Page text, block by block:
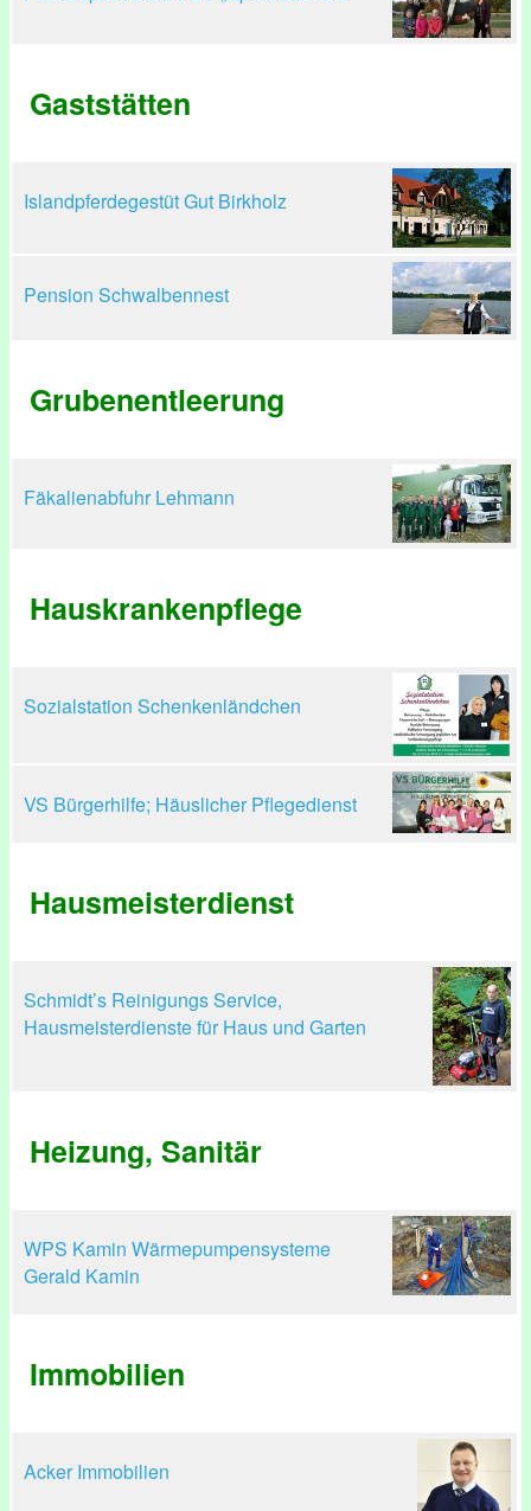
Gaststätten
Islandpferdegestüt Gut Birkholz
Pension Schwalbennest
Grubenentleerung
Fäkalienabfuhr Lehmann
Hauskrankenpflege
Sozialstation Schenkenländchen
VS Bürgerhilfe; Häuslicher Pflegedienst
Hausmeisterdienst
Schmidt’s Reinigungs Service,
Hausmeisterdienste für Haus und Garten
Heizung, Sanitär
WPS Kamin Wärmepumpensysteme
Gerald Kamin
Immobilien
Acker Immobilien